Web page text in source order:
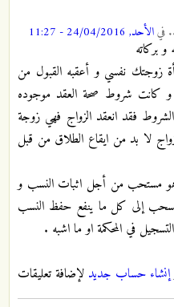
فيالأحد, 24/04/2016 - 11:27
و بركاته
زوجتك نفسي و أعقبه القبول من
و كانت شروط صحة العقد موجوده
فقد انعقد الزواج فهي زوجة
لا بد من ايقاع الطلاق من قبل
مستحب من أجل اثبات النسب و
إلى كل ما ينفع حفظ النسب
في المحكمة او ما اشبه .
إنشاء حساب جديد لإضافة تعليقات